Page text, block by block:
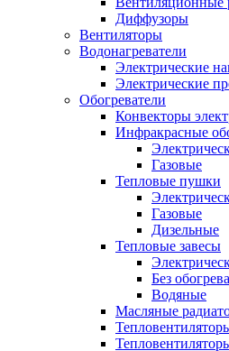
Диффузоры
Вентиляторы
Водонагреватели
Электрические
Электрические
Обогреватели
Конвекторы
Инфракрасные
Газовые
Тепловые пушки
Газовые
Дизельные
Тепловые завесы
Без обогрева
Водяные
Масляные